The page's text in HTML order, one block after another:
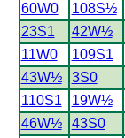
60W0
108S½
23S1
42W½
11W0
109S1
43W½
3S0
110S1
19W½
46W½
43S0